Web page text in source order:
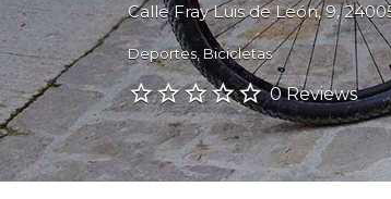
Calle Fray Luis de León, 9,
Deportes Bicicletas
0 Reviews